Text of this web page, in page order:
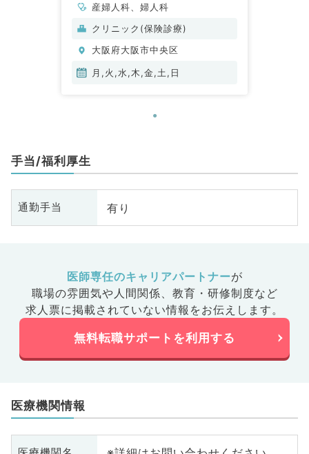
産婦人科、婦人科
クリニック(保険診療)
大阪府大阪市中央区
月,火,水,木,金,土,日
手当/福利厚生
通勤手当 有り
医師専任のキャリアパートナーが
職場の雰囲気や人間関係、 教育・研修制度など
求人票に掲載されていない情報をお伝えします。
無料転職サポートを利用する
医療機関情報